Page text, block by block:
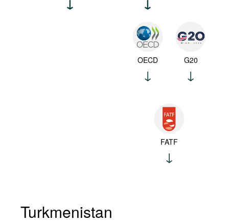
OECD G20
FATF
Turkmenistan